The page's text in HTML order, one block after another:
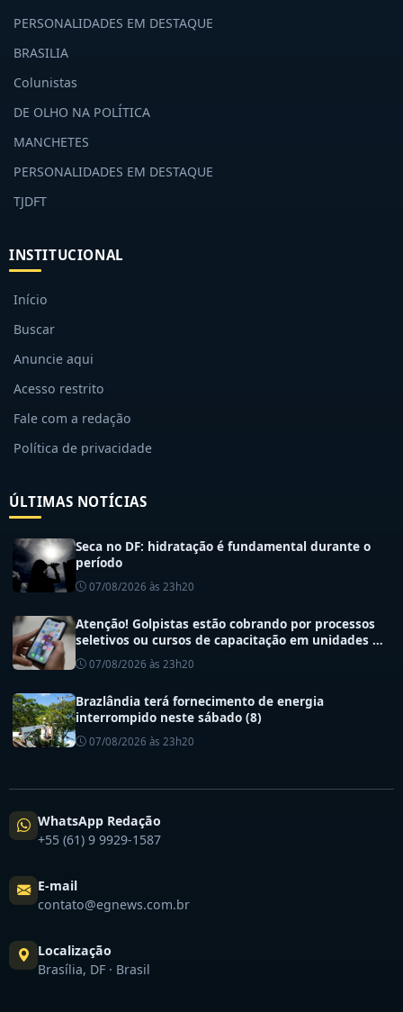
PERSONALIDADES EM DESTAQUE
BRASILIA
Colunistas
DE OLHO NA POLÍTICA
MANCHETES
PERSONALIDADES EM DESTAQUE
TJDFT
INSTITUCIONAL
Início
Buscar
Anuncie aqui
Acesso restrito
Fale com a redação
Política de privacidade
ÚLTIMAS NOTÍCIAS
Seca no DF: hidratação é fundamental durante o
período
07/08/2026 às 23h20
Atenção! Golpistas estão cobrando por processos
seletivos ou cursos de capacitação em unidades de
07/08/2026 às 23h20
Brazlândia terá fornecimento de energia
interrompido neste sábado (8)
07/08/2026 às 23h20
WhatsApp Redação
+55 (61) 9 9929-1587
E-mail
contato@egnews.com.br
Localização
Brasília, DF · Brasil